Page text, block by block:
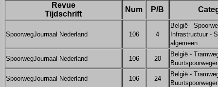
Revue
Tijdschrift
Num P/B
SpoorwegJournaal Nederland 106 4
België -
Infrastructuur -
algemeen
SpoorwegJournaal Nederland 106 20
België -
SpoorwegJournaal Nederland 106 24
België -